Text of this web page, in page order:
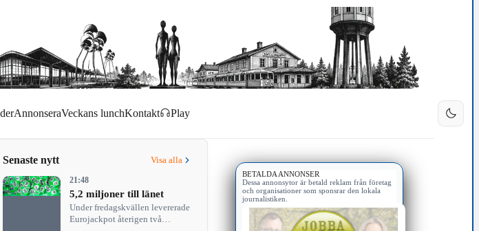
AnnonseraVeckans lunchKontakt Play
Senaste nytt Visa alla
21:48
5,2 miljoner till länet
Under fredagskvällen levererade
Eurojackpot återigen två
BETALDA ANNONSER
Dessa annonsytor är betald reklam från företag
och organisationer som sponsrar den lokala
journalistiken.